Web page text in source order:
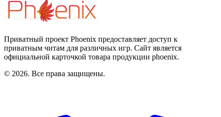
Приватный проект Phoenix предоставляет доступ к
приватным читам для различных игр. Сайт является
официальной карточкой товара продукции phoenix.
© 2026. Все права защищены.